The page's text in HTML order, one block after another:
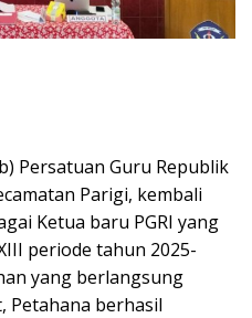
Persatuan Guru Republik
Parigi, kembali
Ketua baru PGRI yang
periode tahun 2025-
yang berlangsung
Petahana berhasil